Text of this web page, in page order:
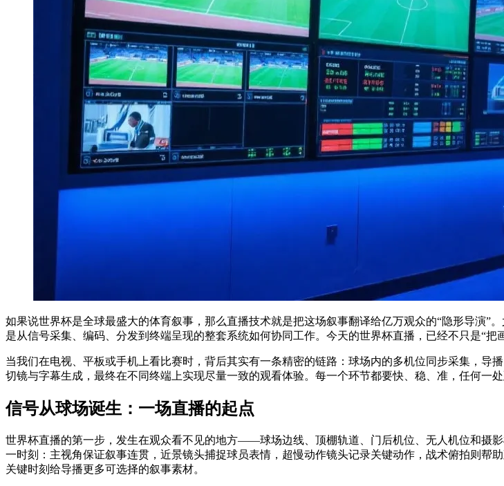
如果说世界杯是全球最盛大的体育叙事，那么直播技术就是把这场叙事翻译给亿万观众的“隐形导演”
是从信号采集、编码、分发到终端呈现的整套系统如何协同工作。今天的世界杯直播，已经不只是“
当我们在电视、平板或手机上看比赛时，背后其实有一条精密的链路：球场内的多机位同步采集，导
切镜与字幕生成，最终在不同终端上实现尽量一致的观看体验。每一个环节都要快、稳、准，任何一
信号从球场诞生：一场直播的起点
世界杯直播的第一步，发生在观众看不见的地方——球场边线、顶棚轨道、门后机位、无人机位和摄
一时刻：主视角保证叙事连贯，近景镜头捕捉球员表情，超慢动作镜头记录关键动作，战术俯拍则帮
关键时刻给导播更多可选择的叙事素材。